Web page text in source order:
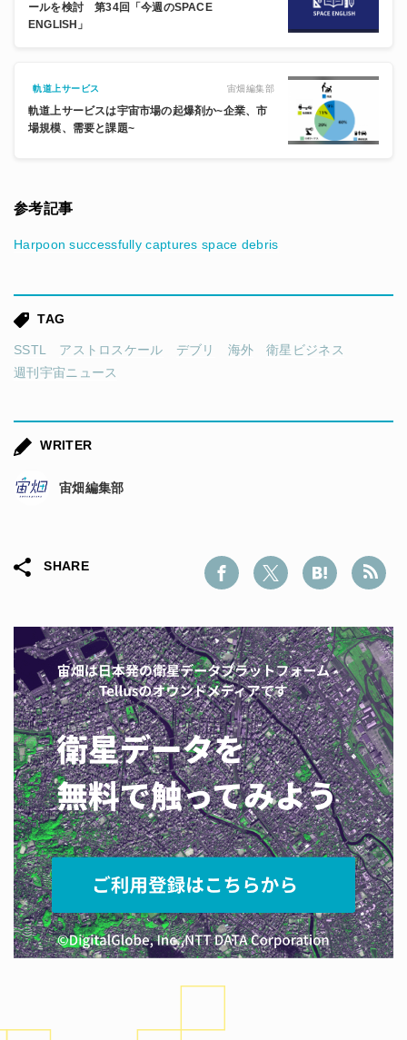
ールを検討 第34回「今週のSPACE
ENGLISH」
軌道上サービス 宙畑編集部
軌道上サービスは宇宙市場の起爆剤か~企業、市
場規模、需要と課題~
参考記事
Harpoon successfully captures space debris
TAG
SSTL アストロスケール デブリ 海外
衛星ビジネス
週刊宇宙ニュース
WRITER
宙畑編集部
SHARE